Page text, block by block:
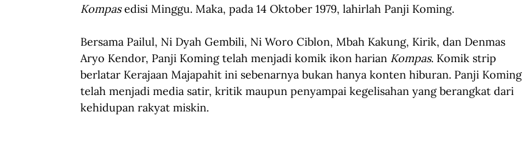
Kompas edisi Minggu. Maka, pada 14 Oktober 1979, lahirlah Panji Koming.
Bersama Pailul, Ni Dyah Gembili, Ni Woro Ciblon, Mbah Kakung, Kirik, dan Denmas
Aryo Kendor, Panji Koming telah menjadi komik ikon harian Kompas. Komik strip
berlatar Kerajaan Majapahit ini sebenarnya bukan hanya konten hiburan. Panji Koming
telah menjadi media satir, kritik maupun penyampai kegelisahan yang berangkat dari
kehidupan rakyat miskin.